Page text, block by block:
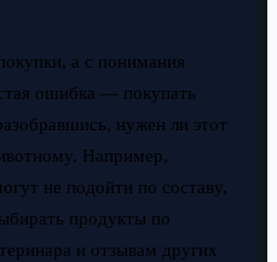
а с понимания
ошибка — покупать
нужен ли этот
Например,
не подойти по составу,
продукты по
и отзывам других